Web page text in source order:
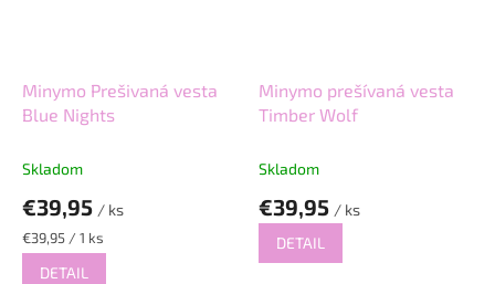
Minymo Prešivaná vesta
Blue Nights
Skladom
€39,95 / ks
Jednotková
cena:
€39,95 / 1 ks
DETAIL
Minymo prešívaná vesta
Timber Wolf
Skladom
€39,95 / ks
DETAIL